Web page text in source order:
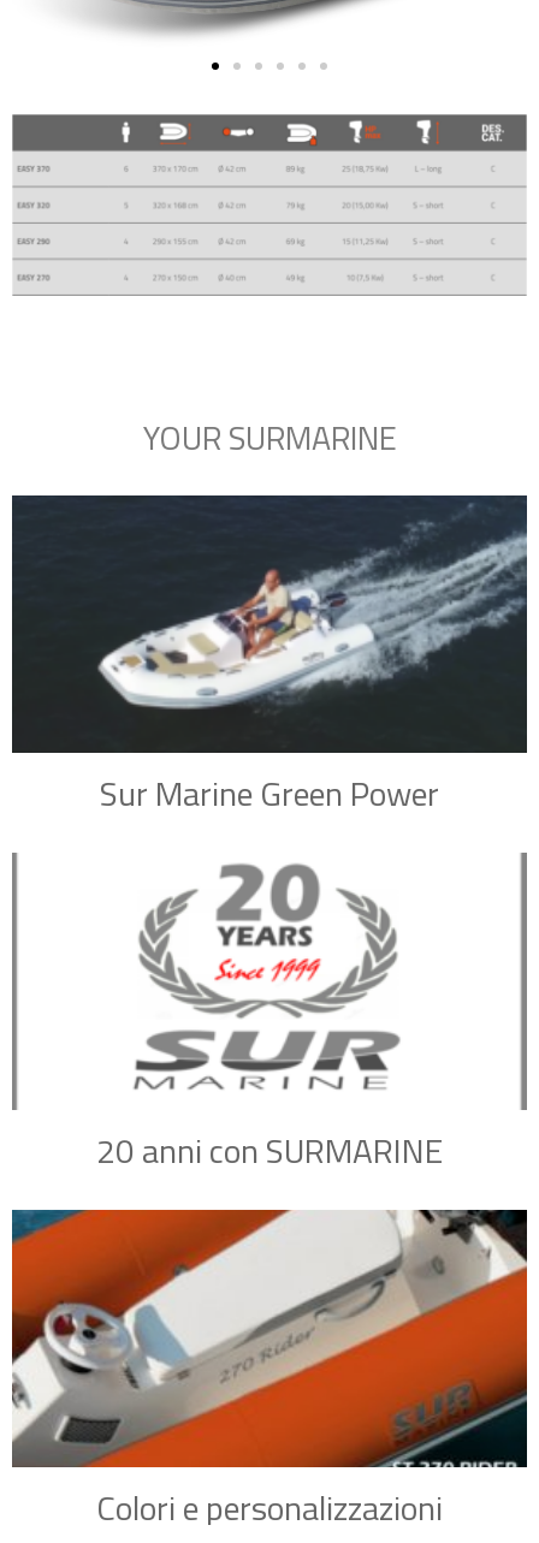
YOUR SURMARINE
Sur Marine Green Power
20 anni con SURMARINE
Colori e personalizzazioni